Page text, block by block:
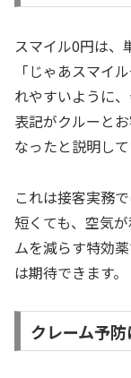
スマイル0円は、
「じゃあスマイ
れやすいように
表記がクルーと
なったと説明して
これは接客実務
短くても、空気
ムを減らす特効
は期待できます。
クレーム予